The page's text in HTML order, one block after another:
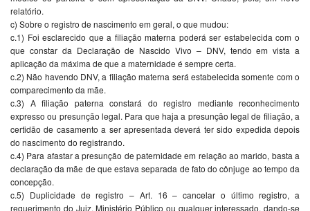
relatório.
c) Sobre o registro de nascimento em geral, o que mudou:
c.1) Foi esclarecido que a filiação materna poderá ser estabelecida com o
que constar da Declaração de Nascido Vivo – DNV, tendo em vista a
aplicação da máxima de que a maternidade é sempre certa.
c.2) Não havendo DNV, a filiação materna será estabelecida somente com o
comparecimento da mãe.
c.3) A filiação paterna constará do registro mediante reconhecimento
expresso ou presunção legal. Para que haja a presunção legal de filiação, a
certidão de casamento a ser apresentada deverá ter sido expedida depois
do nascimento do registrando.
c.4) Para afastar a presunção de paternidade em relação ao marido, basta a
declaração da mãe de que estava separada de fato do cônjuge ao tempo da
concepção.
c.5) Duplicidade de registro – Art. 16 – cancelar o último registro, a
requerimento do Juiz, Ministério Público ou qualquer interessado, dando-se